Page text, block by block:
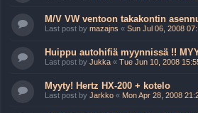
M/V VW ventoon takakontin
Last post by mazajns « Sun Jul 06, 2008
Huippu autohifiä myynnissä !!
Last post by Jukka « Tue Jun 10, 2008
Myyty! Hertz HX-200 + kotelo
Last post by Jarkko « Mon Apr 28, 2008